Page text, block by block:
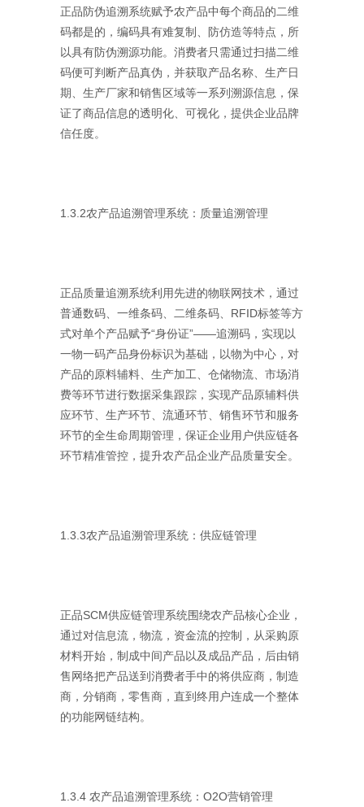
正品防伪追溯系统赋予农产品中每个商品的二维
码都是的，编码具有难复制、防仿造等特点，所
以具有防伪溯源功能。消费者只需通过扫描二维
码便可判断产品真伪，并获取产品名称、生产日
期、生产厂家和销售区域等一系列溯源信息，保
证了商品信息的透明化、可视化，提供企业品牌
信任度。
1.3.2农产品追溯管理系统：质量追溯管理
正品质量追溯系统利用先进的物联网技术，通过
普通数码、一维条码、二维条码、RFID标签等方
式对单个产品赋予“身份证”——追溯码，实现以
一物一码产品身份标识为基础，以物为中心，对
产品的原料辅料、生产加工、仓储物流、市场消
费等环节进行数据采集跟踪，实现产品原辅料供
应环节、生产环节、流通环节、销售环节和服务
环节的全生命周期管理，保证企业用户供应链各
环节精准管控，提升农产品企业产品质量安全。
1.3.3农产品追溯管理系统：供应链管理
正品SCM供应链管理系统围绕农产品核心企业，
通过对信息流，物流，资金流的控制，从采购原
材料开始，制成中间产品以及成品产品，后由销
售网络把产品送到消费者手中的将供应商，制造
商，分销商，零售商，直到终用户连成一个整体
的功能网链结构。
1.3.4 农产品追溯管理系统：O2O营销管理